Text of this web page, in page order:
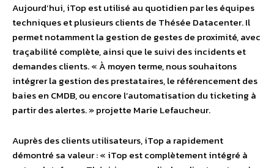
Aujourd’hui, iTop est utilisé au quotidien par les équipes
techniques et plusieurs clients de Thésée Datacenter. Il
permet notamment la gestion de gestes de proximité, avec
traçabilité complète, ainsi que le suivi des incidents et
demandes clients. « À moyen terme, nous souhaitons
intégrer la gestion des prestataires, le référencement des
baies en CMDB, ou encore l’automatisation du ticketing à
partir des alertes. » projette Marie Lefaucheur.
Auprès des clients utilisateurs, iTop a rapidement
démontré sa valeur : « iTop est complètement intégré à